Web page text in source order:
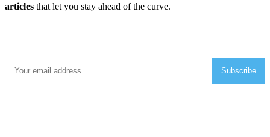
articles that let you stay ahead of the curve.
Subscribe